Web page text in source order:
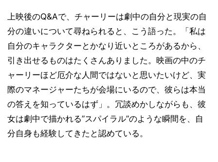
上映後のQ&Aで、チャーリーは劇中の自分と現実の自
分の違いについて尋ねられると、こう語った。「私は
自分のキャラクターとかなり近いところがあるから、
引き出せるものはたくさんありました。映画の中のチ
ャーリーほど厄介な人間ではないと思いたいけど、実
際のマネージャーたちが会場にいるので、彼らは本当
の答えを知っているはず」。冗談めかしながらも、彼
女は劇中で描かれる”スパイラル”のような瞬間を、自
分自身も経験してきたと認めている。